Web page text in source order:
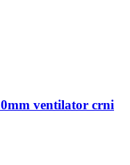
ventilator crni